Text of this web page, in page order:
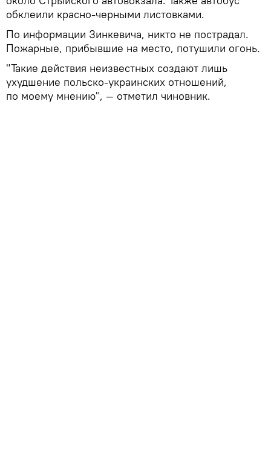
обклеили красно-черными листовками.
По информации Зинкевича, никто не пострадал.
Пожарные, прибывшие на место, потушили огонь.
"Такие действия неизвестных создают лишь
ухудшение польско-украинских отношений,
по моему мнению", — отметил чиновник.